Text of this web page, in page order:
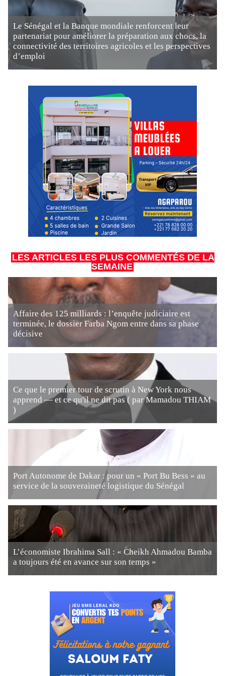
Le Sénégal et la Banque mondiale renforcent leur
partenariat pour améliorer la préparation aux chocs, la
connectivité des territoires agricoles et les perspectives
d’emploi
LES ARTICLES LES PLUS COMMENTÉS DE LA
SEMAINE
Affaire des 125 milliards : l’enquête judiciaire est
terminée, le dossier Farba Ngom entre dans sa phase
décisive
Ce que le premier tour de scrutin à New York nous
apprend — et ce qu'il ne dit pas ( par Mamadou THIAM
)
Port Autonome de Dakar : pour un « Port Bu Bess » au
service de la souveraineté logistique du Sénégal
L’économiste Ibrahima Sall : « Cheikh Ahmadou Bamba
a toujours été en avance sur son temps »